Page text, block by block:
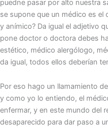
puedne pasar por alto nuestra
se supone que un médico es
y anímico? Da igual el adjetivo
pone doctor o doctora debes
estético, médico alergólogo,
da igual, todos ellos deberían
Por eso hago un llamamiento
y como yo lo entiendo, el
enfermar, y en este mundo del
desaparecido para dar paso a